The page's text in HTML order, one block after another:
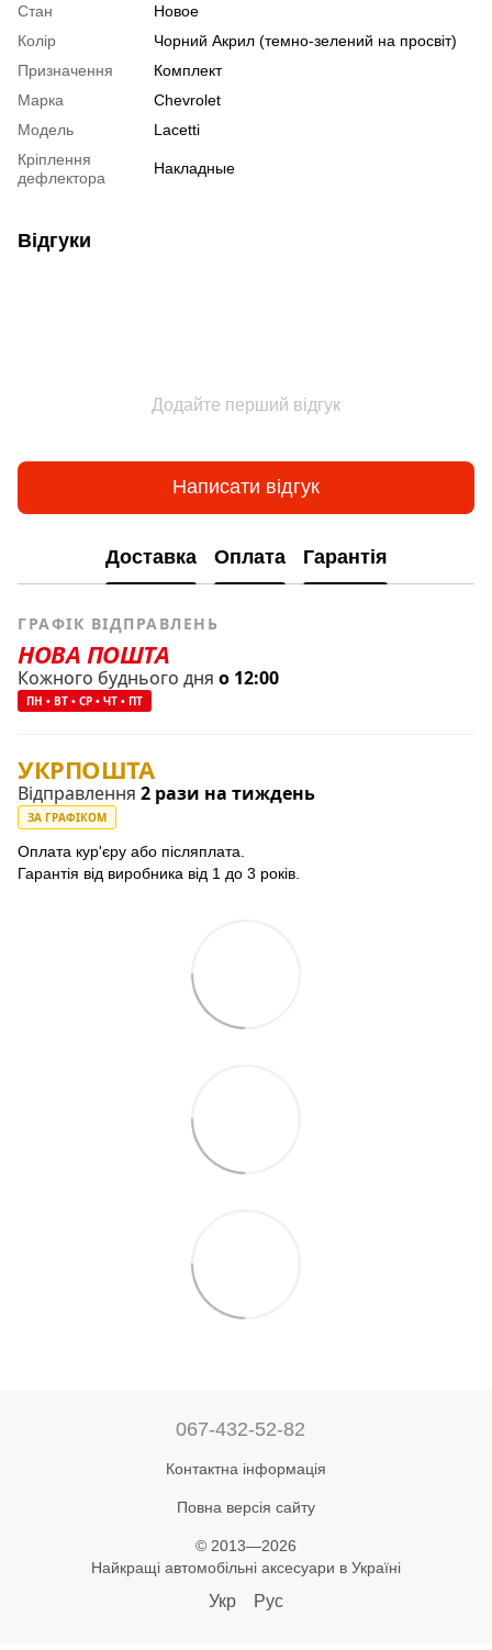
Стан
Новое
Колір
Чорний Акрил (темно-зелений на просвіт)
Призначення
Комплект
Марка
Chevrolet
Модель
Lacetti
Кріплення
дефлектора
Накладные
Відгуки
Додайте перший відгук
Написати відгук
Доставка Оплата Гарантія
ГРАФІК ВІДПРАВЛЕНЬ
НОВА ПОШТА
Кожного буднього дня о 12:00
ПН • ВТ • СР • ЧТ • ПТ
УКРПОШТА
Відправлення 2 рази на тиждень
ЗА ГРАФІКОМ
Оплата кур'єру або післяплата.
Гарантія від виробника від 1 до 3 років.
067-432-52-82
Контактна інформація
Повна версія сайту
© 2013—2026
Найкращі автомобільні аксесуари в Україні
Укр Рус